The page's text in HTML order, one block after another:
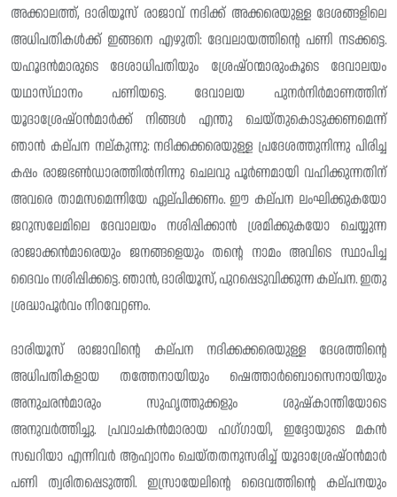
അക്കാലത്ത്, ദാരിയൂസ് രാജാവ് നദിക്ക് അക്കരെയുള്ള ദേശങ്ങളിലെ
അധിപതികൾക്ക് ഇങ്ങനെ എഴുതി: ദേവലായത്തിന്റെ പണി നടക്കട്ടെ.
യഹൂദൻമാരുടെ ദേശാധിപതിയും ശ്രേഷ്ഠന്മാരുംകൂടെ ദേവാലയം
യഥാസ്‌ഥാനം പണിയട്ടെ. ദേവാലയ പുനർനിർമാണത്തിന്
യൂദാശ്രേഷ്‌ഠൻമാർക്ക് നിങ്ങൾ എന്തു ചെയ്തുകൊടുക്കണമെന്ന്
ഞാൻ കല്‌പന നല്‌കുന്നു: നദിക്കക്കരെയുള്ള പ്രദേശത്തുനിന്നു പിരിച്ച
കപ്പം രാജഭൺഡാരത്തിൽനിന്നു ചെലവു പൂർണമായി വഹിക്കുന്നതിന്
അവരെ താമസമെന്നിയേ ഏല്‌പിക്കണം. ഈ കല്‌പന ലംഘിക്കുകയോ
ജറുസലേമിലെ ദേവാലയം നശിപ്പിക്കാൻ ശ്രമിക്കുകയോ ചെയ്യുന്ന
രാജാക്കൻമാരെയും ജനങ്ങളെയും തൻ്റെ നാമം അവിടെ സ്ഥാപിച്ച
ദൈവം നശിപ്പിക്കട്ടെ. ഞാൻ, ദാരിയൂസ്, പുറപ്പെടുവിക്കുന്ന കല്പന. ഇതു
ശ്രദ്ധാപൂർവം നിറവേറ്റണം.
ദാരിയൂസ് രാജാവിന്റെ കല്‌പന നദിക്കക്കരെയുള്ള ദേശത്തിന്റെ
അധിപതികളായ തത്തേനായിയും ഷെത്താർബൊസെനായിയും
അനുചരൻമാരും സുഹൃത്തുക്കളും ശുഷ്കാന്തിയോടെ
അനുവർത്തിച്ചു. പ്രവാചകൻമാരായ ഹഗ്‌ഗായി, ഇദ്ദോയുടെ മകൻ
സഖറിയാ എന്നിവർ ആഹ്വാനം ചെയ്‌തതനുസരിച്ച് യൂദാശ്രേഷ്ഠൻമാർ
പണി ത്വരിതപ്പെടുത്തി. ഇസ്രായേലിന്റെ ദൈവത്തിന്റെ കല്‌പനയും